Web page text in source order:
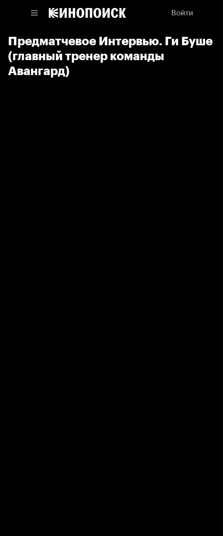
Войти
Предматчевое Интервью. Ги Буше
(главный тренер команды
Авангард)